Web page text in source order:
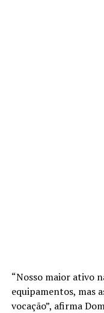
“Nosso maior ativo
equipamentos, mas
vocação”, afirma